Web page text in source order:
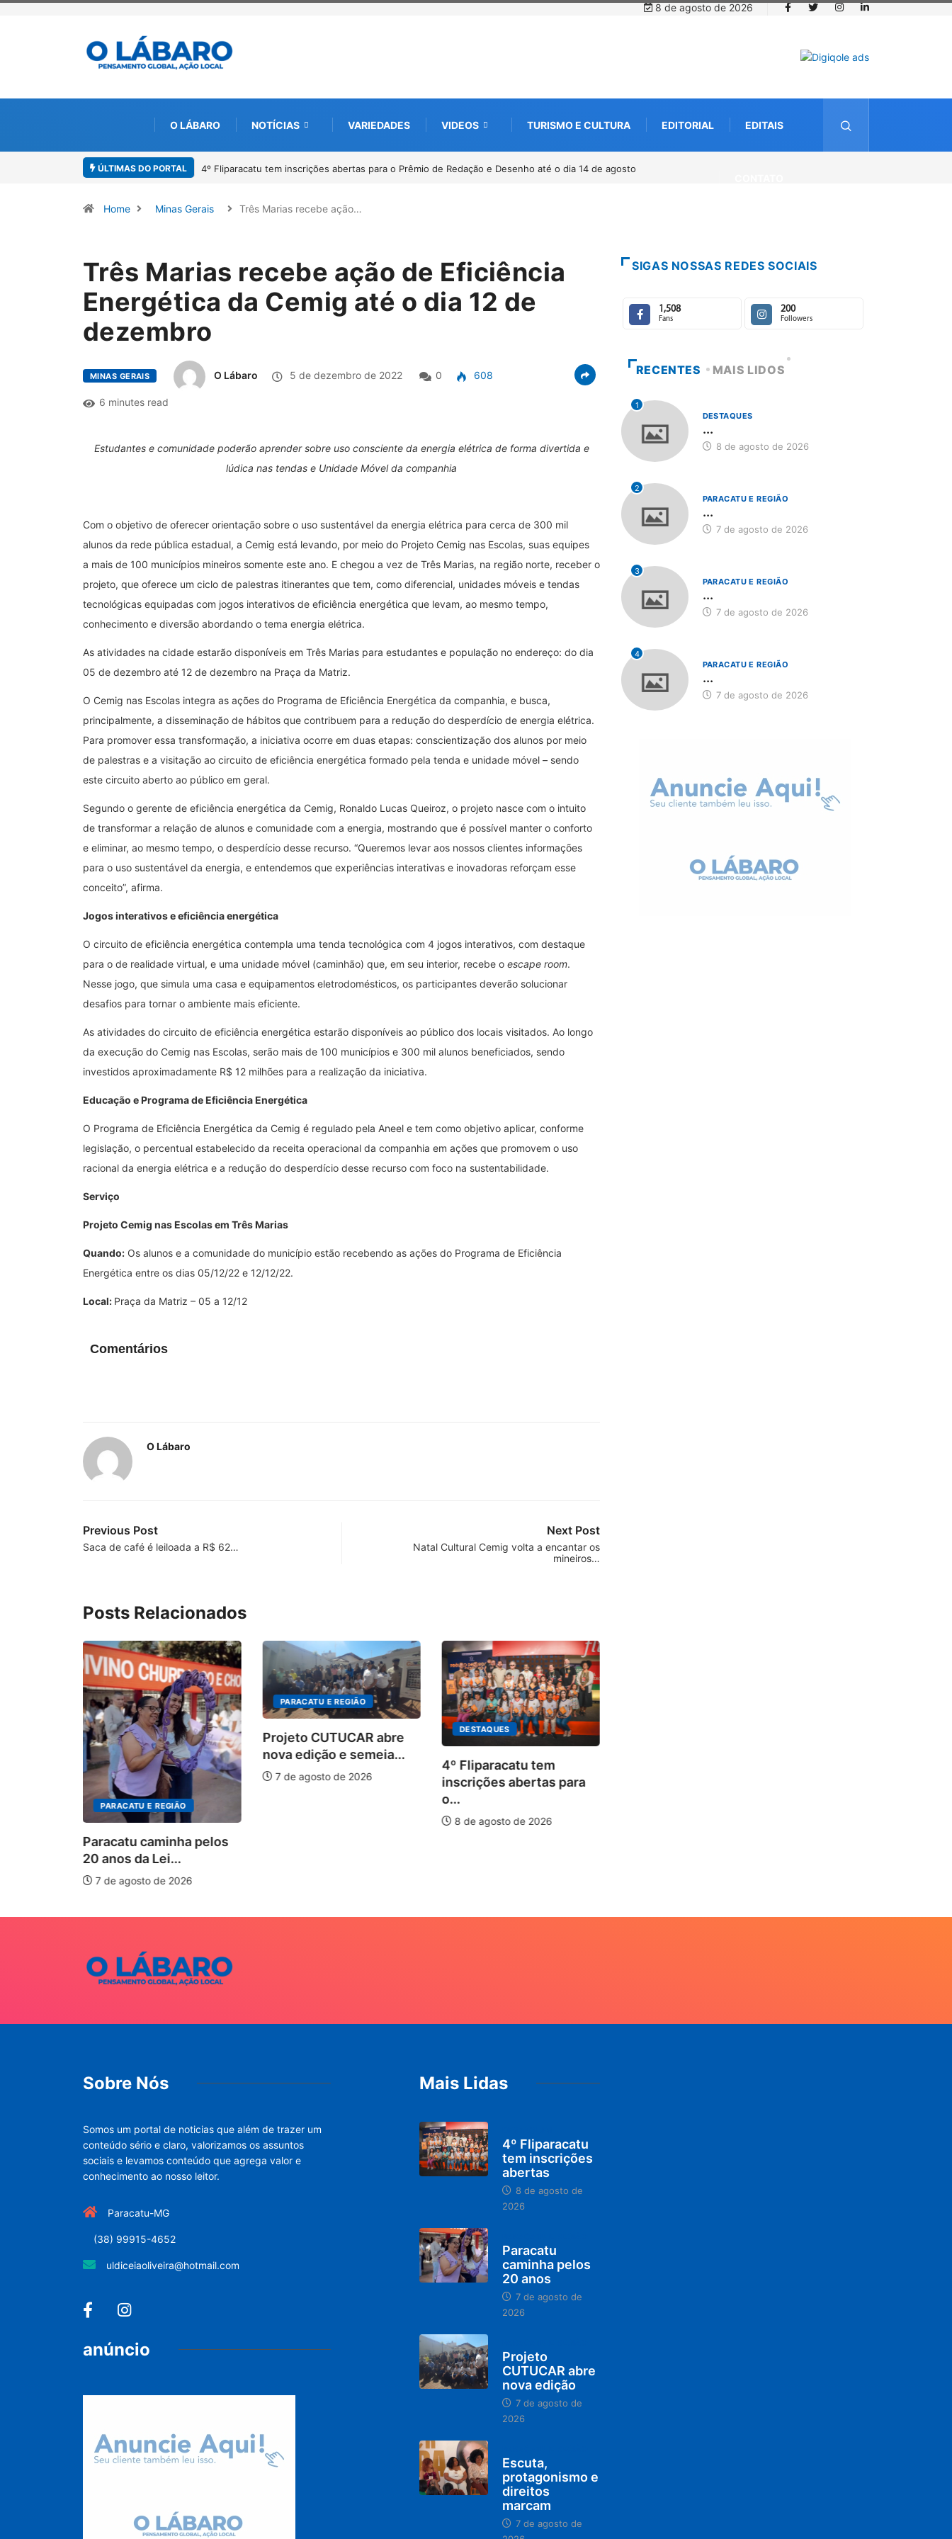
8 de agosto de 2026
O LÁBARO NOTÍCIAS VARIEDADES VIDEOS TURISMO E CULTURA EDITORIAL EDITAIS
ÚLTIMAS DO PORTAL
o Prêmio de Redação e Desenho até o dia 14 de agostoParacatu caminha pelos 20 anos da Lei Maria da Penha
Home Minas Gerais Três Marias recebe ação…
Três Marias recebe ação de Eficiência
Energética da Cemig até o dia 12 de
dezembro
MINAS GERAIS O Lábaro 5 de dezembro de 2022 0 608
6 minutes read
Estudantes e comunidade poderão aprender sobre uso consciente da energia elétrica de forma divertida e
lúdica nas tendas e Unidade Móvel da companhia
Com o objetivo de oferecer orientação sobre o uso sustentável da energia elétrica para cerca de 300 mil
alunos da rede pública estadual, a Cemig está levando, por meio do Projeto Cemig nas Escolas, suas equipes
a mais de 100 municípios mineiros somente este ano. E chegou a vez de Três Marias, na região norte, receber o
projeto, que oferece um ciclo de palestras itinerantes que tem, como diferencial, unidades móveis e tendas
tecnológicas equipadas com jogos interativos de eficiência energética que levam, ao mesmo tempo,
conhecimento e diversão abordando o tema energia elétrica.
As atividades na cidade estarão disponíveis em Três Marias para estudantes e população no endereço: do dia
05 de dezembro até 12 de dezembro na Praça da Matriz.
O Cemig nas Escolas integra as ações do Programa de Eficiência Energética da companhia, e busca,
principalmente, a disseminação de hábitos que contribuem para a redução do desperdício de energia elétrica.
Para promover essa transformação, a iniciativa ocorre em duas etapas: conscientização dos alunos por meio
de palestras e a visitação ao circuito de eficiência energética formado pela tenda e unidade móvel – sendo
este circuito aberto ao público em geral.
Segundo o gerente de eficiência energética da Cemig, Ronaldo Lucas Queiroz, o projeto nasce com o intuito
de transformar a relação de alunos e comunidade com a energia, mostrando que é possível manter o conforto
e eliminar, ao mesmo tempo, o desperdício desse recurso. “Queremos levar aos nossos clientes informações
para o uso sustentável da energia, e entendemos que experiências interativas e inovadoras reforçam esse
conceito”, afirma.
Jogos interativos e eficiência energética
O circuito de eficiência energética contempla uma tenda tecnológica com 4 jogos interativos, com destaque
para o de realidade virtual, e uma unidade móvel (caminhão) que, em seu interior, recebe o escape room.
Nesse jogo, que simula uma casa e equipamentos eletrodomésticos, os participantes deverão solucionar
desafios para tornar o ambiente mais eficiente.
As atividades do circuito de eficiência energética estarão disponíveis ao público dos locais visitados. Ao longo
da execução do Cemig nas Escolas, serão mais de 100 municípios e 300 mil alunos beneficiados, sendo
investidos aproximadamente R$ 12 milhões para a realização da iniciativa.
Educação e Programa de Eficiência Energética
O Programa de Eficiência Energética da Cemig é regulado pela Aneel e tem como objetivo aplicar, conforme
legislação, o percentual estabelecido da receita operacional da companhia em ações que promovem o uso
racional da energia elétrica e a redução do desperdício desse recurso com foco na sustentabilidade.
Serviço
Projeto Cemig nas Escolas em Três Marias
Quando: Os alunos e a comunidade do município estão recebendo as ações do Programa de Eficiência
Energética entre os dias 05/12/22 e 12/12/22.
Local: Praça da Matriz – 05 a 12/12
Comentários
O Lábaro
Previous Post
Saca de café é leiloada a R$ 62…
Next Post
Natal Cultural Cemig volta a encantar os
mineiros…
Posts Relacionados
PARACATU E REGIÃO
Paracatu caminha pelos
20 anos da Lei...
7 de agosto de 2026
PARACATU E REGIÃO
Projeto CUTUCAR abre
nova edição e semeia...
7 de agosto de 2026
DESTAQUES
4º Fliparacatu tem
inscrições abertas para
o...
8 de agosto de 2026
SIGAS NOSSAS REDES SOCIAIS
1,508
Fans
200
Followers
RECENTES MAIS LIDOS
1
DESTAQUES
...
8 de agosto de 2026
2
PARACATU E REGIÃO
...
7 de agosto de 2026
3
PARACATU E REGIÃO
...
7 de agosto de 2026
4
PARACATU E REGIÃO
...
7 de agosto de 2026
Sobre Nós
Somos um portal de noticias que além de trazer um
conteúdo sério e claro, valorizamos os assuntos
sociais e levamos conteúdo que agrega valor e
conhecimento ao nosso leitor.
Paracatu-MG
(38) 99915-4652
uldiceiaoliveira@hotmail.com
anúncio
Mais Lidas
4º Fliparacatu
tem inscrições
abertas
8 de agosto de
2026
Paracatu
caminha pelos
20 anos
7 de agosto de
2026
Projeto
CUTUCAR abre
nova edição
7 de agosto de
2026
Escuta,
protagonismo e
direitos
marcam
7 de agosto de